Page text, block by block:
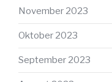
November 2023
Oktober 2023
September 2023